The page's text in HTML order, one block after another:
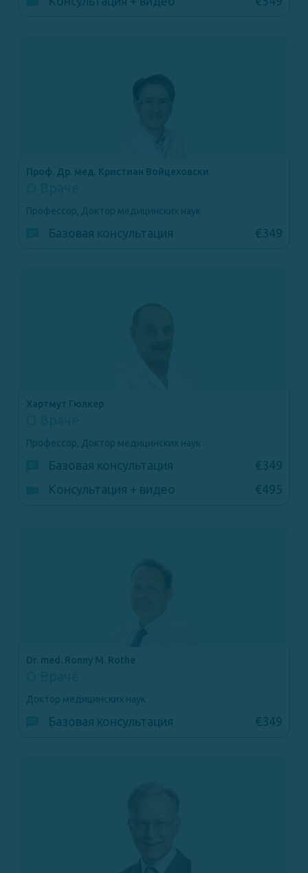
Проф. Др. мед. Кристиан Войцеховски
Профессор, Доктор медицинских наук
Базовая консультация €349
Хартмут Гюлкер
Профессор, Доктор медицинских наук
Базовая консультация
€349
Консультация + видео
€495
Dr. med. Ronny M. Rothe
Доктор медицинских наук
Базовая консультация €349